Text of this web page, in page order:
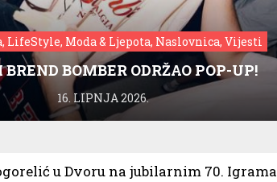
LifeStyle, Moda & Ljepota, Naslovnica, Vijesti
BOMBER ODRŽAO POP-UP!
16. LIPNJA 2026.
u Dvoru na jubilarnim 70. Igrama